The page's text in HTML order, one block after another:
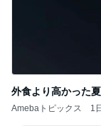
外食より高かった
Amebaトピックス 1